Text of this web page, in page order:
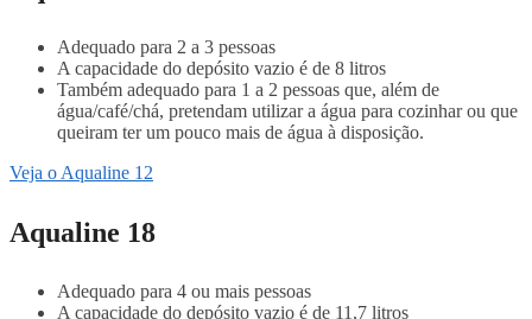
Adequado para 2 a 3 pessoas
A capacidade do depósito vazio é de 8 litros
Também adequado para 1 a 2 pessoas que, além de
água/café/chá, pretendam utilizar a água para cozinhar ou que
queiram ter um pouco mais de água à disposição.
Veja o Aqualine 12
Aqualine 18
Adequado para 4 ou mais pessoas
A capacidade do depósito vazio é de 11,7 litros